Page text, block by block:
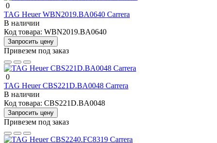
0
TAG Heuer WBN2019.BA0640 Carrera
В наличии
Код товара: WBN2019.BA0640
Запросить цену
Привезем под заказ
0
TAG Heuer CBS221D.BA0048 Carrera
В наличии
Код товара: CBS221D.BA0048
Запросить цену
Привезем под заказ